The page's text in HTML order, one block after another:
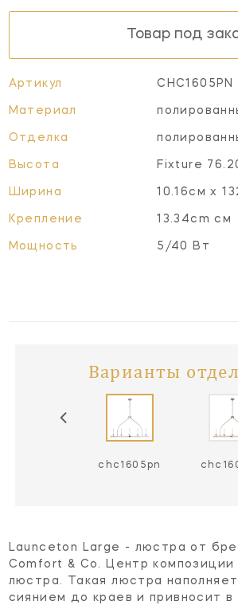
Товар под
Артикул CHC1605PN
Материал
Отделка
Высота Fixture
Ширина 10.16см x
Крепление 13.34cm см
Мощность 5/40 Вт
Варианты
chc1605pn
Launceton Large - люстра от
Comfort & Co. Центр композиции
люстра. Такая люстра
сиянием до краев и привносит